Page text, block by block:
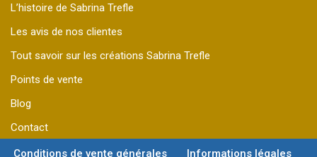
L’histoire de Sabrina Trefle
Les avis de nos clientes
Tout savoir sur les créations Sabrina Trefle
Points de vente
Blog
Contact
Conditions de vente générales Informations légales